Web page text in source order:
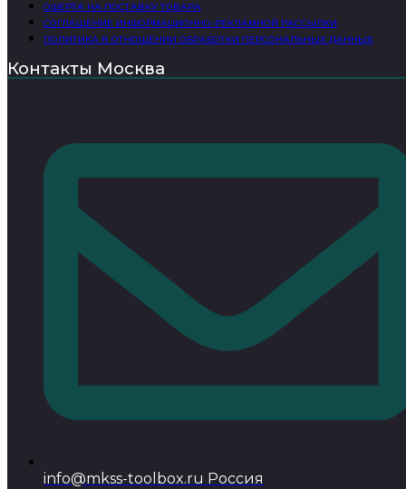
ОФЕРТА НА ПОСТАВКУ ТОВАРА
СОГЛАШЕНИЕ ИНФОРМАЦИОННО-РЕКЛАМНОЙ РАССЫЛКИ
ПОЛИТИКА В ОТНОШЕНИИ ОБРАБОТКИ ПЕРСОНАЛЬНЫХ ДАННЫХ
Контакты Москва
info@mkss-toolbox.ru Россия